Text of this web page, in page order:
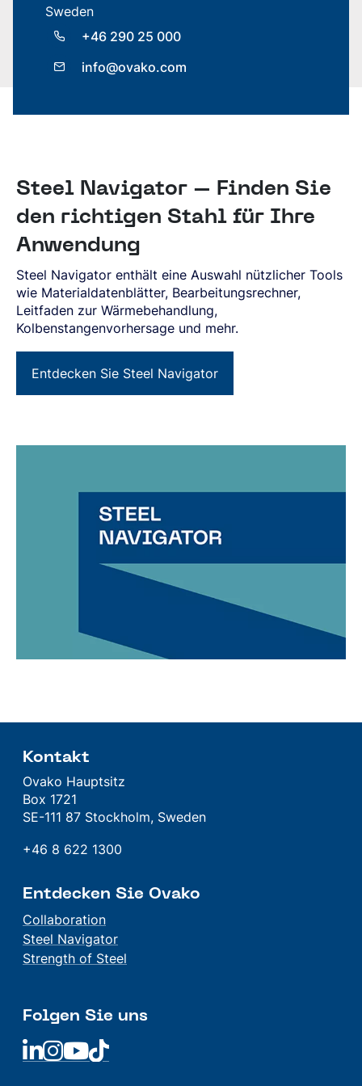
Südeuropa
Asien-Pazifik
Nordamerika
Rest Der Welt
Steelnavigator
Sweden
+46 290 25 000
info@ovako.com
Steel Navigator – Finden Sie
den richtigen Stahl für Ihre
Anwendung
Steel Navigator enthält eine Auswahl nützlicher Tools
wie Materialdatenblätter, Bearbeitungsrechner,
Leitfaden zur Wärmebehandlung,
Kolbenstangenvorhersage und mehr.
Entdecken Sie Steel Navigator
Kontakt
Ovako Hauptsitz
Box 1721
SE-111 87 Stockholm, Sweden
+46 8 622 1300
Entdecken Sie Ovako
Collaboration
Steel Navigator
Strength of Steel
Folgen Sie uns
Linkedin
Linkedin
LinkedinLinkedin